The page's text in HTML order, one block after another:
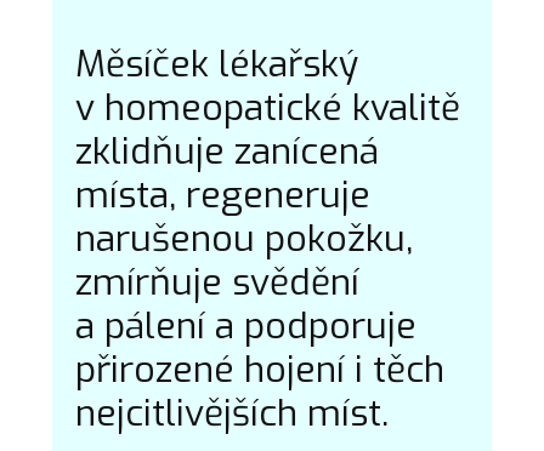
Měsíček lékařský
v homeopatické kvalitě
zklidňuje zanícená
místa, regeneruje
narušenou pokožku,
zmírňuje svědění
a pálení a podporuje
přirozené hojení i těch
nejcitlivějších míst.